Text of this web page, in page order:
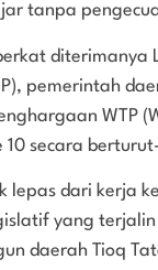
tanpa
diterimanya
pemerintah
WTP
10 secara
lepas dari kerja
yang terjalin
daerah Tioq